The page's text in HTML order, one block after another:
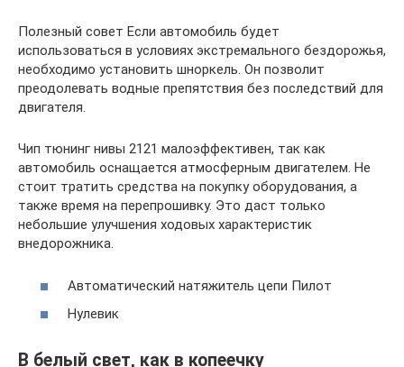
Полезный совет Если автомобиль будет
использоваться в условиях экстремального бездорожья,
необходимо установить шноркель. Он позволит
преодолевать водные препятствия без последствий для
двигателя.
Чип тюнинг нивы 2121 малоэффективен, так как
автомобиль оснащается атмосферным двигателем. Не
стоит тратить средства на покупку оборудования, а
также время на перепрошивку. Это даст только
небольшие улучшения ходовых характеристик
внедорожника.
Автоматический натяжитель цепи Пилот
Нулевик
В белый свет, как в копеечку